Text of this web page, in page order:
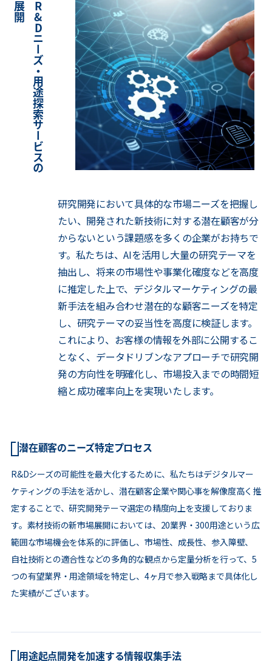
R
&
D
ニ
ー
ズ
・
用
途
探
索
サ
ー
ビ
ス
の
展
開
研究開発において具体的な市場ニーズを把握し
たい、開発された新技術に対する潜在顧客が分
からないという課題感を多くの企業がお持ちで
す。私たちは、AIを活用し大量の研究テーマを
抽出し、将来の市場性や事業化確度などを高度
に推定した上で、デジタルマーケティングの最
新手法を組み合わせ潜在的な顧客ニーズを特定
し、研究テーマの妥当性を高度に検証します。
これにより、お客様の情報を外部に公開するこ
となく、データドリブンなアプローチで研究開
発の方向性を明確化し、市場投入までの時間短
縮と成功確率向上を実現いたします。
潜在顧客のニーズ特定プロセス
R&Dシーズの可能性を最大化するために、私たちはデジタルマー
ケティングの手法を活かし、潜在顧客企業や関心事を解像度高く推
定することで、研究開発テーマ選定の精度向上を支援しておりま
す。素材技術の新市場展開においては、20業界・300用途という広
範囲な市場機会を体系的に評価し、市場性、成長性、参入障壁、
自社技術との適合性などの多角的な観点から定量分析を行って、5
つの有望業界・用途領域を特定し、4ヶ月で参入戦略まで具体化し
た実績がございます。
用途起点開発を加速する情報収集手法